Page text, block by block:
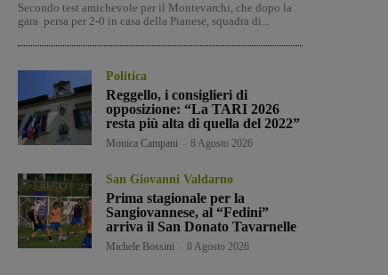
Secondo test amichevole per il Montevarchi, che dopo la
gara persa per 2-0 in casa della Pianese, squadra di...
Politica
Reggello, i consiglieri di
opposizione: “La TARI 2026
resta più alta di quella del 2022”
Monica Campani 8 Agosto 2026
San Giovanni Valdarno
Prima stagionale per la
Sangiovannese, al “Fedini”
arriva il San Donato Tavarnelle
Michele Bossini 8 Agosto 2026